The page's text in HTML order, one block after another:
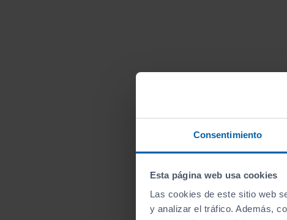
Consentimiento
Esta página web usa cookies
Las cookies de este sitio web
y analizar el tráfico. Además,